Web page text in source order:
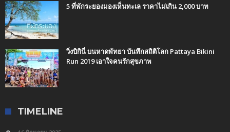
5 ที่พักระยองมองเห็นทะเล ราคาไม่เกิน 2,000 บาท
วิ่งบิกินี่ บนหาดพัทยา บันทึกสถิติโลก Pattaya Bikini
Run 2019 เอาใจคนรักสุขภาพ
TIMELINE